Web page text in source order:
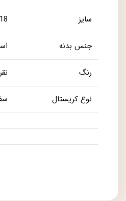
سایز 18*18*12
جنس بدنه
رنگ
نوع کریستال